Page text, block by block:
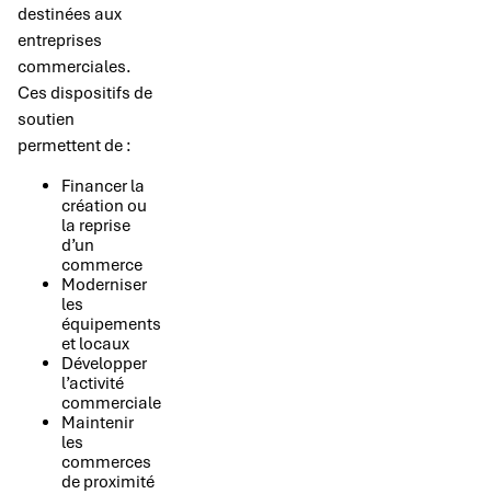
destinées aux
entreprises
commerciales.
Ces dispositifs de
soutien
permettent de :
Financer la
création ou
la reprise
d’un
commerce
Moderniser
les
équipements
et locaux
Développer
l’activité
commerciale
Maintenir
les
commerces
de proximité